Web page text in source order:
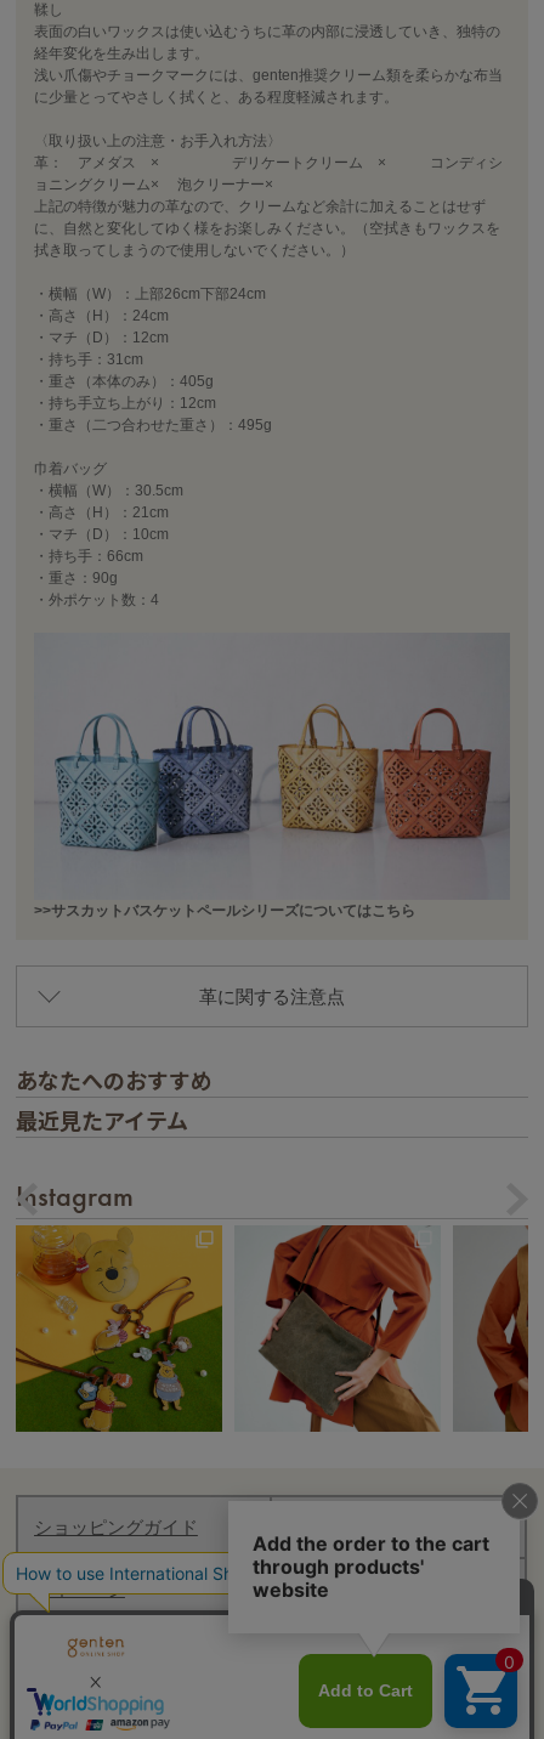
鞣し
表面の白いワックスは使い込むうちに革の内部に浸透していき、独特の
経年変化を生み出します。
浅い爪傷やチョークマークには、genten推奨クリーム類を柔らかな布当
に少量とってやさしく拭くと、ある程度軽減されます。
〈取り扱い上の注意・お手入れ方法〉
革： アメダス × デリケートクリーム × コンディシ
ョニングクリーム× 泡クリーナー×
上記の特徴が魅力の革なので、クリームなど余計に加えることはせず
に、自然と変化してゆく様をお楽しみください。（空拭きもワックスを
拭き取ってしまうので使用しないでください。）
・横幅（W）：上部26cm下部24cm
・高さ（H）：24cm
・マチ（D）：12cm
・持ち手：31cm
・重さ（本体のみ）：405g
・持ち手立ち上がり：12cm
・重さ（二つ合わせた重さ）：495g
巾着バッグ
・横幅（W）：30.5cm
・高さ（H）：21cm
・マチ（D）：10cm
・持ち手：66cm
・重さ：90g
・外ポケット数：4
>>サスカットバスケットペールシリーズについてはこちら
革に関する注意点
あなたへのおすすめ
最近見たアイテム
Instagram
ショッピングガイド
マイページ ログアウト
Follow genten